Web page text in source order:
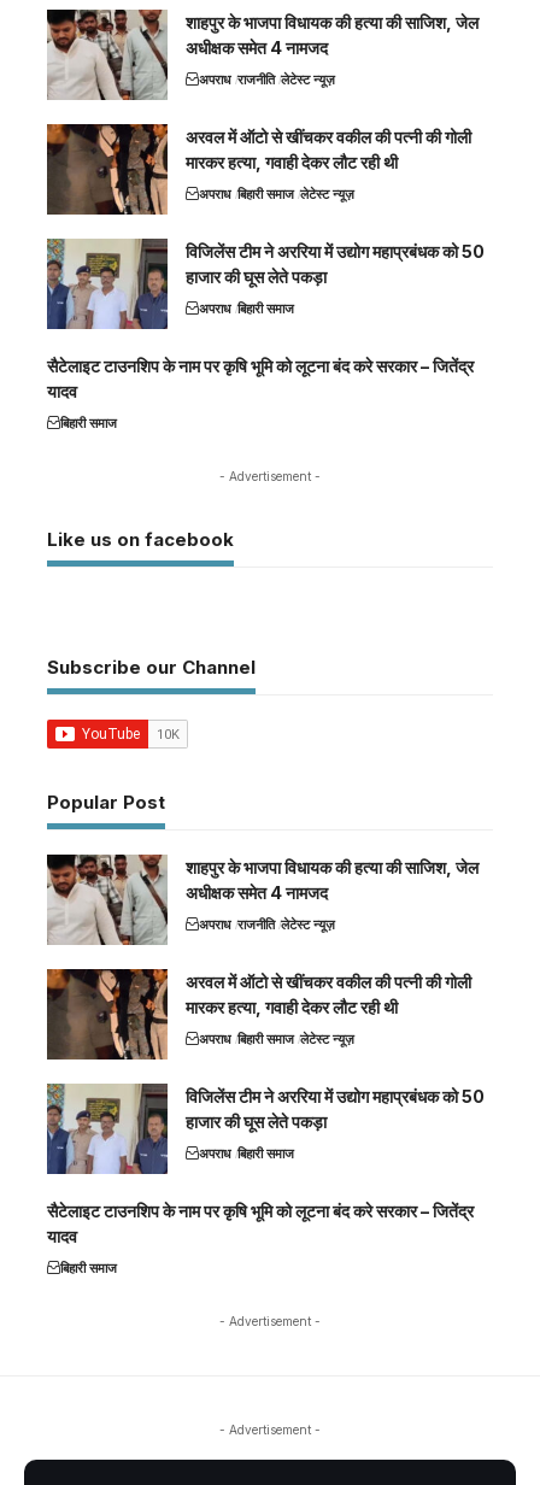
शाहपुर के भाजपा विधायक की हत्या की साजिश, जेल
अधीक्षक समेत 4 नामजद
अपराध राजनीति लेटेस्ट न्यूज़
अरवल में ऑटो से खींचकर वकील की पत्नी की गोली
मारकर हत्या, गवाही देकर लौट रही थी
अपराध बिहारी समाज लेटेस्ट न्यूज़
विजिलेंस टीम ने अररिया में उद्योग महाप्रबंधक को 50
हाजार की घूस लेते पकड़ा
अपराध बिहारी समाज
सैटेलाइट टाउनशिप के नाम पर कृषि भूमि को लूटना बंद करे सरकार – जितेंद्र
यादव
बिहारी समाज
- Advertisement -
Like us on facebook
Subscribe our Channel
Popular Post
शाहपुर के भाजपा विधायक की हत्या की साजिश, जेल
अधीक्षक समेत 4 नामजद
अपराध राजनीति लेटेस्ट न्यूज़
अरवल में ऑटो से खींचकर वकील की पत्नी की गोली
मारकर हत्या, गवाही देकर लौट रही थी
अपराध बिहारी समाज लेटेस्ट न्यूज़
विजिलेंस टीम ने अररिया में उद्योग महाप्रबंधक को 50
हाजार की घूस लेते पकड़ा
अपराध बिहारी समाज
सैटेलाइट टाउनशिप के नाम पर कृषि भूमि को लूटना बंद करे सरकार – जितेंद्र
यादव
बिहारी समाज
- Advertisement -
- Advertisement -